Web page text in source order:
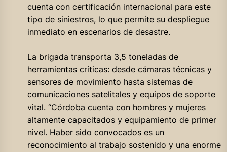
cuenta con certificación internacional para este
tipo de siniestros, lo que permite su despliegue
inmediato en escenarios de desastre.
La brigada transporta 3,5 toneladas de
herramientas críticas: desde cámaras técnicas y
sensores de movimiento hasta sistemas de
comunicaciones satelitales y equipos de soporte
vital. “Córdoba cuenta con hombres y mujeres
altamente capacitados y equipamiento de primer
nivel. Haber sido convocados es un
reconocimiento al trabajo sostenido y una enorme